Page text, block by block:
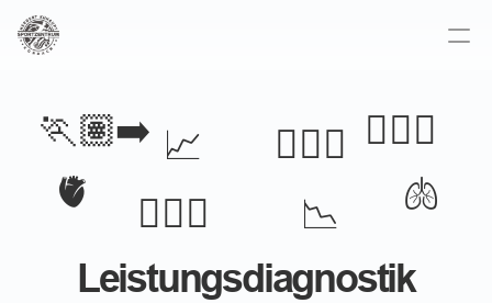
🏃🏽‍➡️
🫀
🏊🏼‍♂️
📈 👨🏽‍⚕️ 🚴🏼‍♀️
📉
🫁
Leistungsdiagnostik